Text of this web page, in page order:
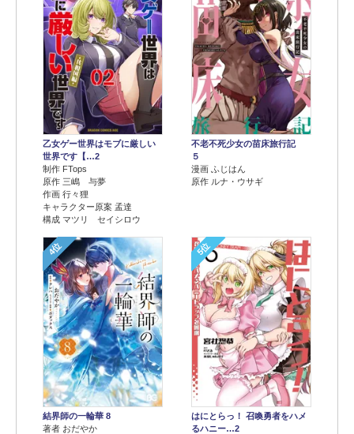
乙女ゲー世界はモブに厳しい
世界です【…2
制作 FTops
原作 三嶋 与夢
作画 行々狸
キャラクター原案 孟達
構成 マツリ セイシロウ
不老不死少女の苗床旅行記
５
漫画 ふじはん
原作 ルナ・ウサギ
4位
結界師の一輪華 8
著者 おだやか
5位
はにとらっ！ 召喚勇者をハメ
るハニー…2